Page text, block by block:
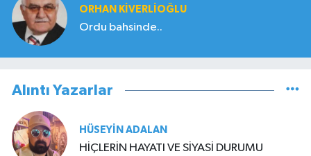
ORHAN KIVERLIOĞLU
Ordu bahsinde..
Alıntı Yazarlar
HÜSEYIN ADALAN
HİÇLERİN HAYATI VE SİYASİ DURUMU